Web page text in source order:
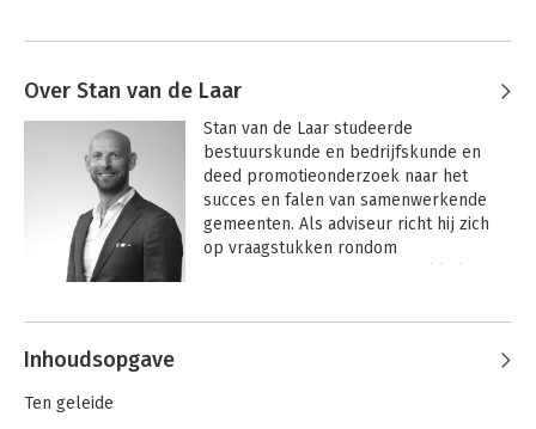
Over Stan van de Laar
Stan van de Laar studeerde
bestuurskunde en bedrijfskunde en
deed promotieonderzoek naar het
succes en falen van samenwerkende
gemeenten. Als adviseur richt hij zich
op vraagstukken rondom
de lokale overheid.
Andere boeken door Stan van de
Laar
Inhoudsopgave
Ten geleide